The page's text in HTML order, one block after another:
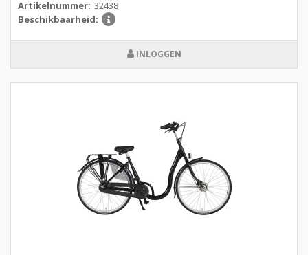
Artikelnummer: 32438
Beschikbaarheid:
INLOGGEN